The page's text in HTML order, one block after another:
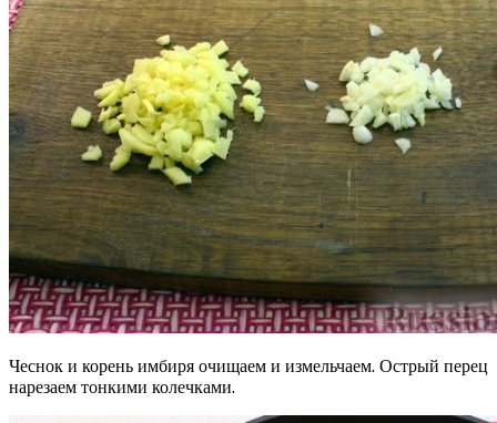
Чеснок и корень имбиря очищаем и измельчаем. Острый перец
нарезаем тонкими колечками.